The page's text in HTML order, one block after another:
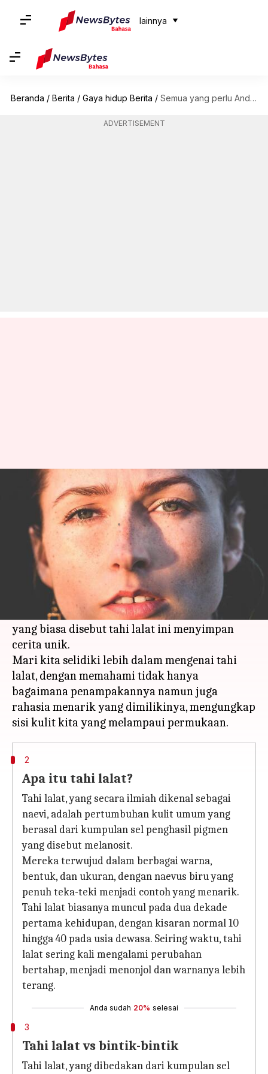
lainnya
Beranda / Berita / Gaya hidup Berita / Semua yang perlu Anda ketahui tentang tahi lalat
ADVERTISEMENT
Semua yang perlu Anda ketahui
tentang tahi lalat
menulis Jan 23, 2024 11:21 am
Apa ceritanya
Pernahkah Anda menatap ke cermin,
memikirkan keberadaan titik-titik hitam kecil
yang penuh teka-teki di kulit Anda? Titik-titik
yang biasa disebut tahi lalat ini menyimpan
cerita unik.
Mari kita selidiki lebih dalam mengenai tahi
lalat, dengan memahami tidak hanya
bagaimana penampakannya namun juga
rahasia menarik yang dimilikinya, mengungkap
2
Apa itu tahi lalat?
Tahi lalat, yang secara ilmiah dikenal sebagai
naevi, adalah pertumbuhan kulit umum yang
berasal dari kumpulan sel penghasil pigmen
yang disebut melanosit.
Mereka terwujud dalam berbagai warna,
bentuk, dan ukuran, dengan naevus biru yang
penuh teka-teki menjadi contoh yang menarik.
Tahi lalat biasanya muncul pada dua dekade
pertama kehidupan, dengan kisaran normal 10
hingga 40 pada usia dewasa. Seiring waktu, tahi
lalat sering kali mengalami perubahan
bertahap, menjadi menonjol dan warnanya lebih
terang.
Anda sudah 20% selesai
3
Tahi lalat vs bintik-bintik
Tahi lalat, yang dibedakan dari kumpulan sel